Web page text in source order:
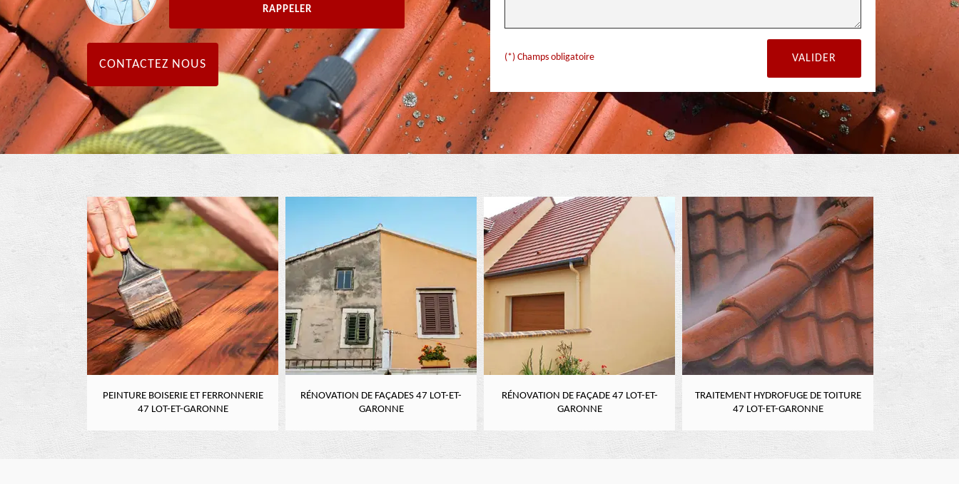
CONTACTEZ NOUS
(*) Champs obligatoire
PEINTURE BOISERIE ET FERRONNERIE
47 LOT-ET-GARONNE
RÉNOVATION DE FAÇADES 47 LOT-ET-
GARONNE
RÉNOVATION DE FAÇADE 47 LOT-ET-
GARONNE
TRAITEMENT HYDROFUGE DE TOITURE
47 LOT-ET-GARONNE